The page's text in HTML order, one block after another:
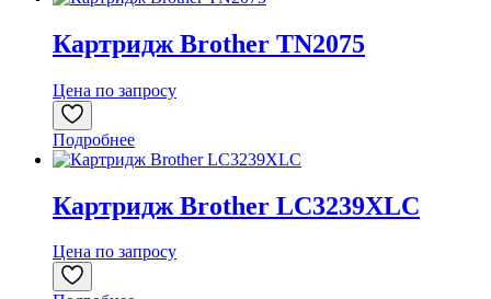
Картридж Brother TN2075
Цена по запросу
Подробнее
Картридж Brother LC3239XLC
Цена по запросу